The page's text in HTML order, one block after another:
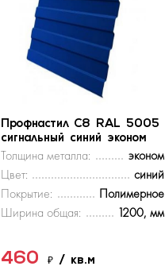
Профнастил С8 RAL 5005
сигнальный синий эконом
Толщина металла:
эконом
Цвет:
синий
Покрытие:
Полимерное
Ширина общая:
1200, мм
460₽/ кв.м